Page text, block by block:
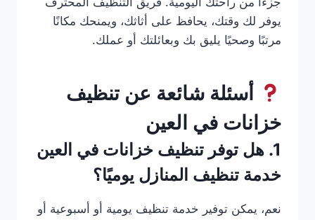
يوفر لك وقتك، يحافظ على أثاثك، ويمنحك مكانًا
مرتبًا وصحيًا يليق بك وبعائلتك أو عملك.
أسئلة شائعة عن تنظيف
خزانات في العين
1. هل توفر تنظيف خزانات في العين
خدمة تنظيف المنازل يوميًا؟
نعم، يمكن توفير خدمة تنظيف يومية أو أسبوعية أو